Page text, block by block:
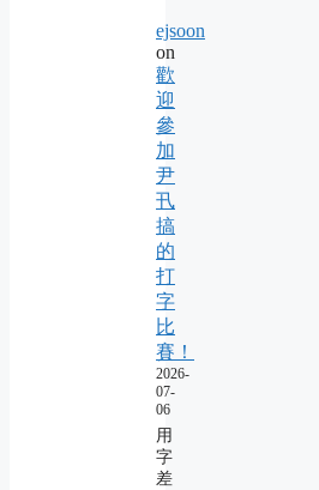
ejsoon
on
歡
迎
參
加
尹
卂
搞
的
打
字
比
賽！
2026-
07-
06
用
字
差